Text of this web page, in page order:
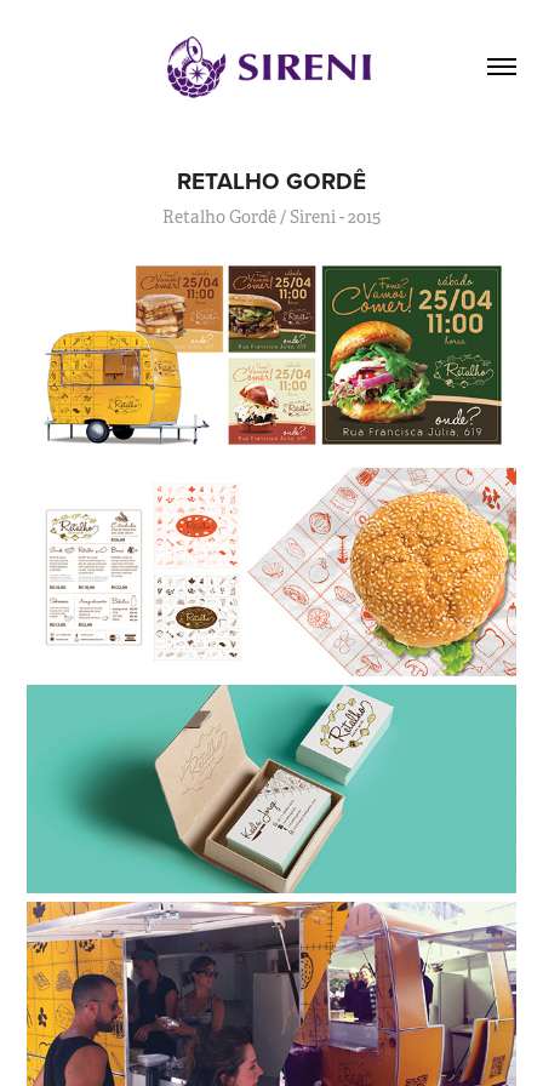
RETALHO GORDÊ
Retalho Gordê / Sireni - 2015